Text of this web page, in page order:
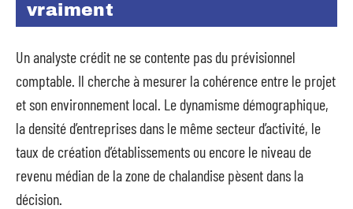
vraiment
Un analyste crédit ne se contente pas du prévisionnel
comptable. Il cherche à mesurer la cohérence entre le projet
et son environnement local. Le dynamisme démographique,
la densité d’entreprises dans le même secteur d’activité, le
taux de création d’établissements ou encore le niveau de
revenu médian de la zone de chalandise pèsent dans la
décision.